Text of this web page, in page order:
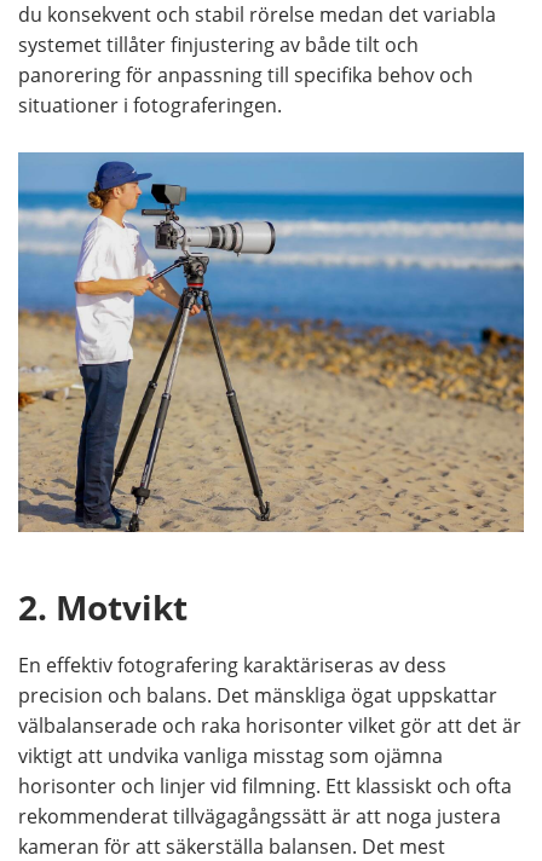
du konsekvent och stabil rörelse medan det variabla
systemet tillåter finjustering av både tilt och
panorering för anpassning till specifika behov och
situationer i fotograferingen.
2. Motvikt
En effektiv fotografering karaktäriseras av dess
precision och balans. Det mänskliga ögat uppskattar
välbalanserade och raka horisonter vilket gör att det är
viktigt att undvika vanliga misstag som ojämna
horisonter och linjer vid filmning. Ett klassiskt och ofta
rekommenderat tillvägagångssätt är att noga justera
kameran för att säkerställa balansen. Det mest